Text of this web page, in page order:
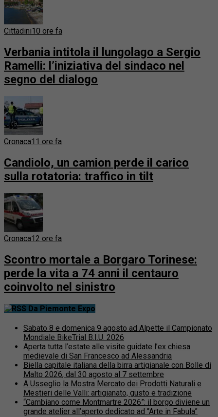
Cittadini10 ore fa
Verbania intitola il lungolago a Sergio
Ramelli: l’iniziativa del sindaco nel
segno del dialogo
Cronaca11 ore fa
Candiolo, un camion perde il carico
sulla rotatoria: traffico in tilt
Cronaca12 ore fa
Scontro mortale a Borgaro Torinese:
perde la vita a 74 anni il centauro
coinvolto nel sinistro
Da Piemonte Expo
Sabato 8 e domenica 9 agosto ad Alpette il Campionato
Mondiale BikeTrial B.I.U. 2026
Aperta tutta l’estate alle visite guidate l’ex chiesa
medievale di San Francesco ad Alessandria
Biella capitale italiana della birra artigianale con Bolle di
Malto 2026, dal 30 agosto al 7 settembre
A Usseglio la Mostra Mercato dei Prodotti Naturali e
Mestieri delle Valli: artigianato, gusto e tradizione
“Cambiano come Montmartre 2026”: il borgo diviene un
grande atelier all’aperto dedicato ad “Arte in Fabula”